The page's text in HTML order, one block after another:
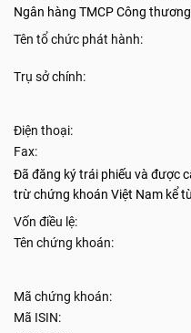
Ngân hàng TMCP Công
Tên tổ chức phát hành:
Trụ sở chính:
Điện thoại:
Fax:
Đã đăng ký trái phiếu và được
trừ chứng khoán Việt Nam kể
Vốn điều lệ:
Tên chứng khoán:
Mã chứng khoán:
Mã ISIN: